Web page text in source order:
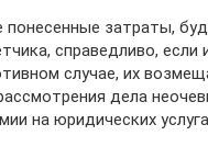
понесенные затраты,
справедливо, если
случае, их
дела
на юридических